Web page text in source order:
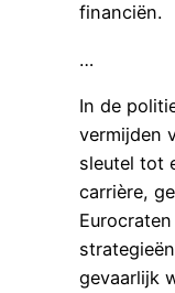
financiën.
…
In de
vermijden
sleutel tot
carrière,
gevaarlijk